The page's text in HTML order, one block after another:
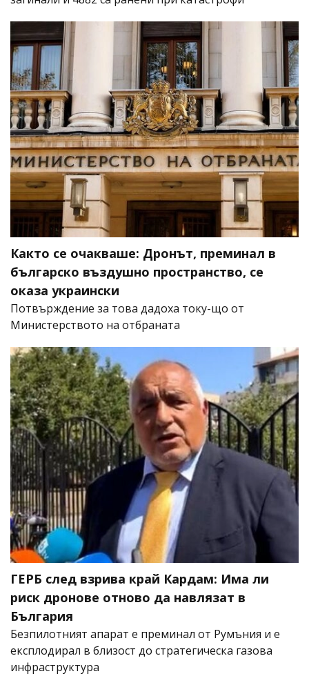
Както се очакваше: Дронът, преминал в
българско въздушно пространство, се
оказа украински
Потвърждение за това дадоха току-що от
Министерството на отбраната
ГЕРБ след взрива край Кардам: Има ли
риск дронове отново да навлязат в
България
Безпилотният апарат е преминал от Румъния и е
експлодирал в близост до стратегическа газова
инфраструктура